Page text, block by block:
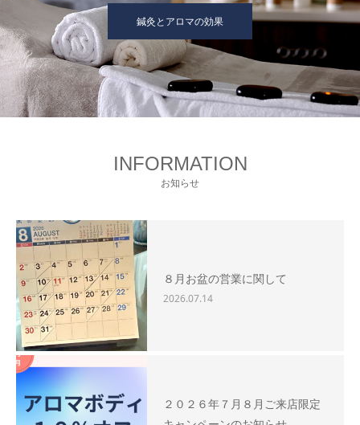
鍼灸とアロマの効果
INFORMATION
お知らせ
８月お盆の営業に関して
2026.07.14
２０２６年７月８月ご来店限定